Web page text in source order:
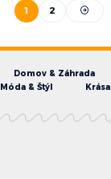
1 2
Domov & Záhrada
Móda & Štýl Krása